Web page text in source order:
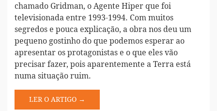
chamado Gridman, o Agente Hiper que foi
televisionada entre 1993-1994. Com muitos
segredos e pouca explicação, a obra nos deu um
pequeno gostinho do que podemos esperar ao
apresentar os protagonistas e o que eles vão
precisar fazer, pois aparentemente a Terra está
numa situação ruim.
LER O ARTIGO →